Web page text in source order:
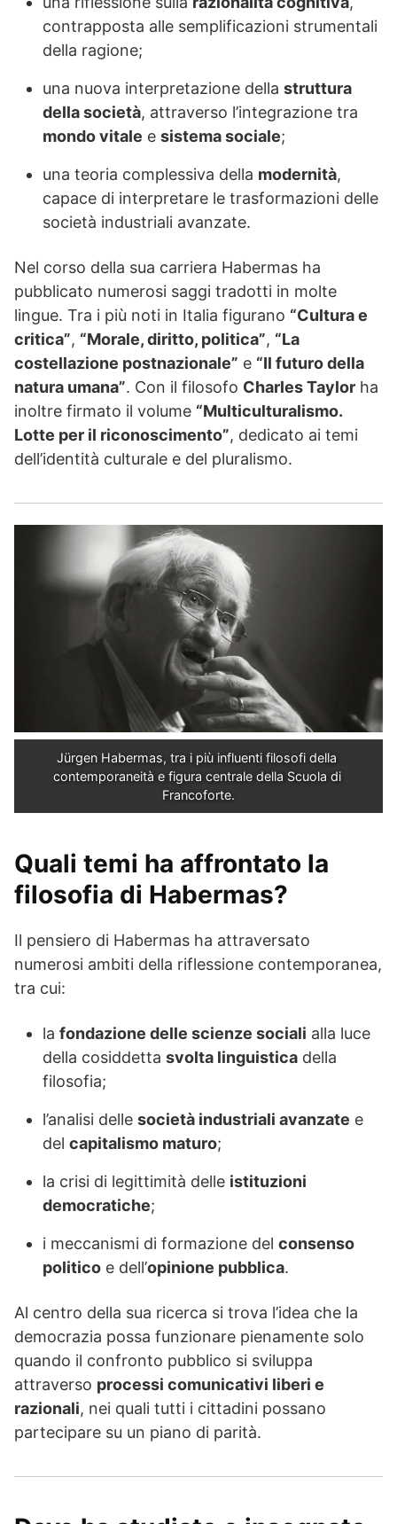
contrapposta alle semplificazioni strumentali
della ragione;
una nuova interpretazione della struttura
della società, attraverso l’integrazione tra
mondo vitale e sistema sociale;
una teoria complessiva della modernità,
capace di interpretare le trasformazioni delle
società industriali avanzate.
Nel corso della sua carriera Habermas ha
pubblicato numerosi saggi tradotti in molte
lingue. Tra i più noti in Italia figurano “Cultura e
critica”, “Morale, diritto, politica”, “La
costellazione postnazionale” e “Il futuro della
natura umana”. Con il filosofo Charles Taylor ha
inoltre firmato il volume “Multiculturalismo.
Lotte per il riconoscimento”, dedicato ai temi
dell’identità culturale e del pluralismo.
Jürgen Habermas, tra i più influenti filosofi della
contemporaneità e figura centrale della Scuola di
Francoforte.
Quali temi ha affrontato la
filosofia di Habermas?
Il pensiero di Habermas ha attraversato
numerosi ambiti della riflessione contemporanea,
tra cui:
la fondazione delle scienze sociali alla luce
della cosiddetta svolta linguistica della
filosofia;
l’analisi delle società industriali avanzate e
del capitalismo maturo;
la crisi di legittimità delle istituzioni
democratiche;
i meccanismi di formazione del consenso
politico e dell’opinione pubblica.
Al centro della sua ricerca si trova l’idea che la
democrazia possa funzionare pienamente solo
quando il confronto pubblico si sviluppa
attraverso processi comunicativi liberi e
razionali, nei quali tutti i cittadini possano
partecipare su un piano di parità.